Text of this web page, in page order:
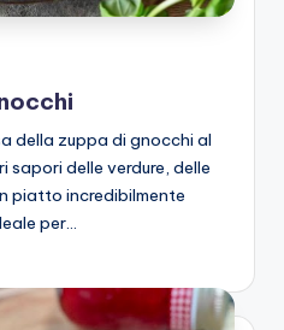
della zuppa di gnocchi al
sapori delle verdure, delle
piatto incredibilmente
per…